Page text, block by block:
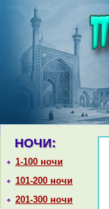
НОЧИ:
1-100 ночи
101-200 ночи
201-300 ночи